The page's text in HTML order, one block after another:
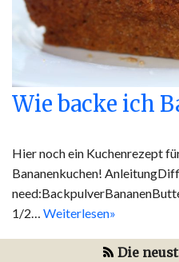
Wie backe ich
Hier noch ein Kuchenrezept
Bananenkuchen!
1/2… Weiterlesen»
Die